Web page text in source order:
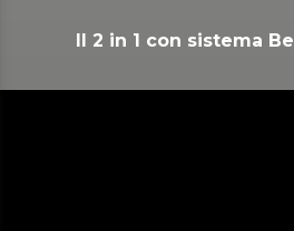
Il 2 in 1 con sistema